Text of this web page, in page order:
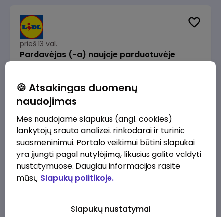
prieš 13 val.
Pardavėjas (-a) naujoje parduotuvėje
1715 - 2170 €/mėn.
prieš 13 val.
Darbo užmokesčio buhalteris(ė)
3000 - 3650 €/mėn. Prieš mokesčius
🍪 Atsakingas duomenų
naudojimas
Mes naudojame slapukus (angl. cookies)
lankytojų srauto analizei, rinkodarai ir turinio
suasmeninimui. Portalo veikimui būtini slapukai
yra įjungti pagal nutylėjimą, likusius galite valdyti
nustatymuose. Daugiau informacijos rasite
mūsų Slapukų politikoje.
Slapukų nustatymai